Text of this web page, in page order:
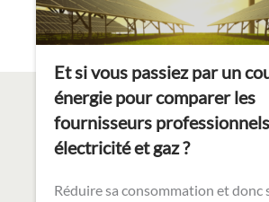
Et si vous passiez par un
énergie pour comparer les
fournisseurs
électricité et gaz ?
Réduire sa consommation et donc